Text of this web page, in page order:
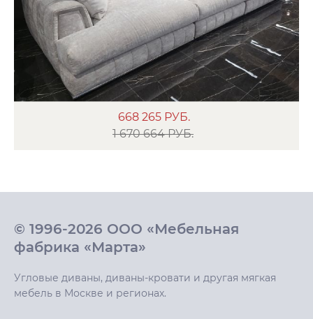
668 265 РУБ.
1 670 664 РУБ.
© 1996-2026 ООО «Мебельная
фабрика «Марта»
Угловые диваны, диваны-кровати и другая мягкая
мебель в Москве и регионах.